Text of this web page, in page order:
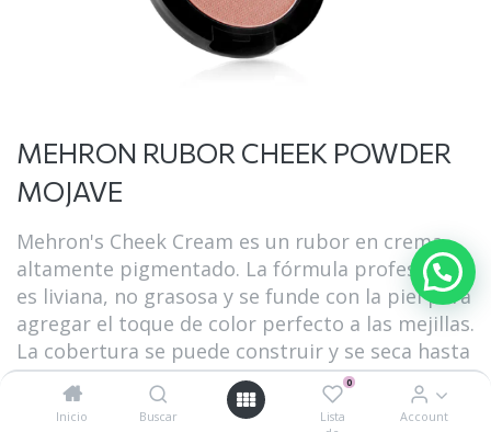
Inicio Buscar
0
Lista
Account
MEHRON RUBOR CHEEK POWDER
MOJAVE
Mehron's Cheek Cream es un rubor en crema
altamente pigmentado. La fórmula profesional
es liviana, no grasosa y se funde con la piel para
agregar el toque de color perfecto a las mejillas.
La cobertura se puede construir y se seca hasta
obtener un acabado satinado.